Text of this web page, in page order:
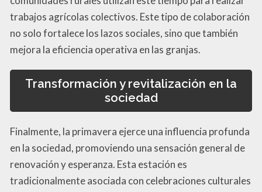
trabajos agrícolas colectivos. Este tipo de colaboración
no solo fortalece los lazos sociales, sino que también
mejora la eficiencia operativa en las granjas.
Transformación y revitalización en la
sociedad
Finalmente, la primavera ejerce una influencia profunda
en la sociedad, promoviendo una sensación general de
renovación y esperanza. Esta estación es
tradicionalmente asociada con celebraciones culturales